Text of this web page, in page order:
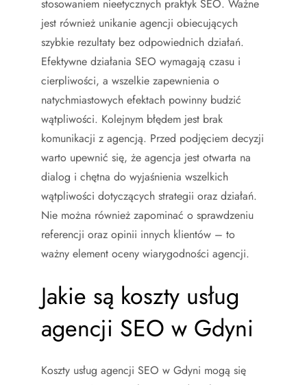
stosowaniem nieetycznych praktyk SEO. Ważne
jest również unikanie agencji obiecujących
szybkie rezultaty bez odpowiednich działań.
Efektywne działania SEO wymagają czasu i
cierpliwości, a wszelkie zapewnienia o
natychmiastowych efektach powinny budzić
wątpliwości. Kolejnym błędem jest brak
komunikacji z agencją. Przed podjęciem decyzji
warto upewnić się, że agencja jest otwarta na
dialog i chętna do wyjaśnienia wszelkich
wątpliwości dotyczących strategii oraz działań.
Nie można również zapominać o sprawdzeniu
referencji oraz opinii innych klientów – to
ważny element oceny wiarygodności agencji.
Jakie są koszty usług
agencji SEO w Gdyni
Koszty usług agencji SEO w Gdyni mogą się